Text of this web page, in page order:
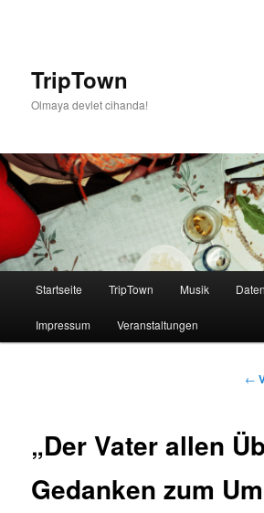
TripTown
Olmaya devlet cihanda!
Zum
Inhalt
Startseite TripTown Musik
Impressum Veranstaltungen
←
„Der Vater allen
Gedanken zum